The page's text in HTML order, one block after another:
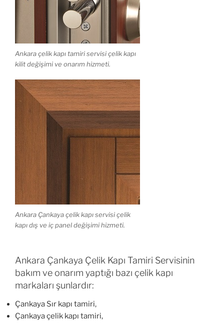
Ankara çelik kapı tamiri servisi çelik kapı
kilit değişimi ve onarım hizmeti.
Ankara Çankaya çelik kapı servisi çelik
kapı dış ve iç panel değişimi hizmeti.
Ankara Çankaya Çelik Kapı Tamiri Servisinin
bakım ve onarım yaptığı bazı çelik kapı
markaları şunlardır:
Çankaya Sır kapı tamiri,
Çankaya çelik kapı tamiri,